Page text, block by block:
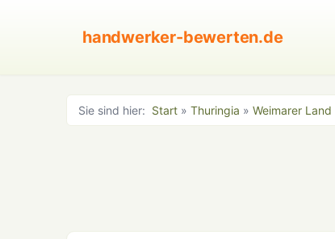
handwerker-bewerten.de
Sie sind hier: Start » Thuringia » Weimarer Land